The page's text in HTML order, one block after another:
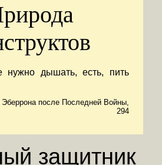
нужно дышать, есть, пить
Эберрона после Последней Войны,
294
защитник